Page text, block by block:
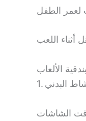
الطفل
الألعاب
البدني